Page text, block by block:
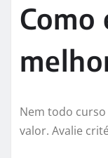
Como
Nem todo
valor. Avalie